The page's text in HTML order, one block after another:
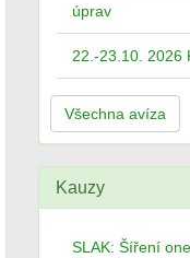
úprav
22.-23.10. 2026
Všechna avíza
Kauzy
SLAK: Šíření